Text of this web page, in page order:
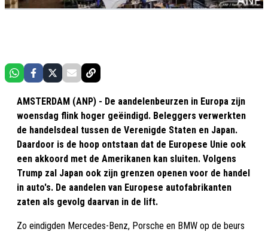
AMSTERDAM (ANP) - De aandelenbeurzen in Europa zijn
woensdag flink hoger geëindigd. Beleggers verwerkten
de handelsdeal tussen de Verenigde Staten en Japan.
Daardoor is de hoop ontstaan dat de Europese Unie ook
een akkoord met de Amerikanen kan sluiten. Volgens
Trump zal Japan ook zijn grenzen openen voor de handel
in auto's. De aandelen van Europese autofabrikanten
zaten als gevolg daarvan in de lift.
Zo eindigden Mercedes-Benz, Porsche en BMW op de beurs